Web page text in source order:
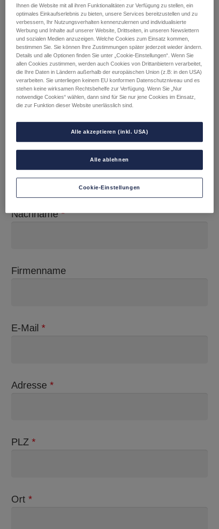
e
a
s
s
e
s
F
l
.
Kundendaten
Anrede
Titel
Nachname*
Firmenname
E-Mail *
Adresse *
PLZ *
Ort *
Ihnen die Website mit all ihren Funktionalitäten zur Verfügung zu stellen, ein
optimales Einkaufserlebnis zu bieten, unsere Services bereitzustellen und zu
verbessern, Ihr Nutzungsverhalten kennenzulernen und individualisierte
Werbung und Inhalte auf unserer Website, Drittseiten, in unseren Newslettern
und sozialen Medien anzuzeigen. Welche Cookies zum Einsatz kommen,
bestimmen Sie. Sie können Ihre Zustimmungen später jederzeit wieder ändern.
Details und alle Optionen finden Sie unter „Cookie-Einstellungen“. Wenn Sie
allen Cookies zustimmen, werden auch Cookies von Drittanbietern verarbeitet,
die Ihre Daten in Ländern außerhalb der europäischen Union (z.B: in den USA)
verarbeiten. Sie unterliegen keinem EU konformen Datenschutzniveau und es
stehen keine wirksamen Rechtsbehelfe zur Verfügung. Wenn Sie „Nur
notwendige Cookies“ wählen, dann sind für Sie nur jene Cookies im Einsatz,
die zur Funktion dieser Website unerlässlich sind.
Alle ablehnen
Alle akzeptieren (inkl. USA)
Cookie-Einstellungen